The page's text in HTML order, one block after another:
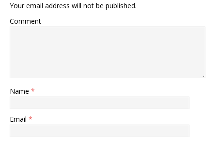
Your email address will not be published.
Comment
Name *
Email *